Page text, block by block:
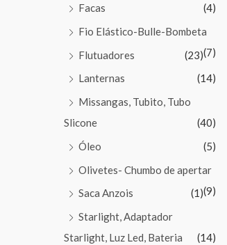
Facas
(4)
Fio Elástico-Bulle-Bombeta
(7)
Flutuadores
(23)
Lanternas
(14)
Missangas, Tubito, Tubo
Slicone
(40)
Óleo
(5)
Olivetes- Chumbo de apertar
(9)
Saca Anzois
(1)
Starlight, Adaptador
Starlight, Luz Led, Bateria
(14)